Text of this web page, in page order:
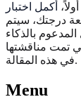
درجتك، سيتم
بالذكاء
تمت مناقشتها
في هذه المقالة.
Menu